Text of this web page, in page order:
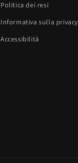
Politica dei resi
Informativa sulla privacy
Accessibilità